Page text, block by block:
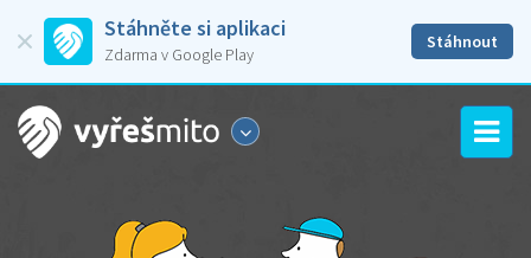
Stáhněte si aplikaci
Zdarma v Google Play
Stáhnout